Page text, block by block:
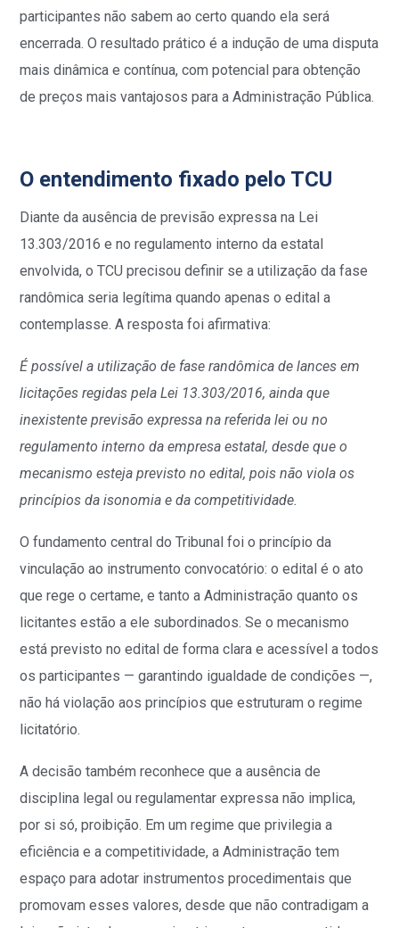
participantes não sabem ao certo quando ela será
encerrada. O resultado prático é a indução de uma disputa
mais dinâmica e contínua, com potencial para obtenção
de preços mais vantajosos para a Administração Pública.
O entendimento fixado pelo TCU
Diante da ausência de previsão expressa na Lei
13.303/2016 e no regulamento interno da estatal
envolvida, o TCU precisou definir se a utilização da fase
randômica seria legítima quando apenas o edital a
contemplasse. A resposta foi afirmativa:
É possível a utilização de fase randômica de lances em
licitações regidas pela Lei 13.303/2016, ainda que
inexistente previsão expressa na referida lei ou no
regulamento interno da empresa estatal, desde que o
mecanismo esteja previsto no edital, pois não viola os
princípios da isonomia e da competitividade.
O fundamento central do Tribunal foi o princípio da
vinculação ao instrumento convocatório: o edital é o ato
que rege o certame, e tanto a Administração quanto os
licitantes estão a ele subordinados. Se o mecanismo
está previsto no edital de forma clara e acessível a todos
os participantes — garantindo igualdade de condições —,
não há violação aos princípios que estruturam o regime
licitatório.
A decisão também reconhece que a ausência de
disciplina legal ou regulamentar expressa não implica,
por si só, proibição. Em um regime que privilegia a
eficiência e a competitividade, a Administração tem
espaço para adotar instrumentos procedimentais que
promovam esses valores, desde que não contradigam a